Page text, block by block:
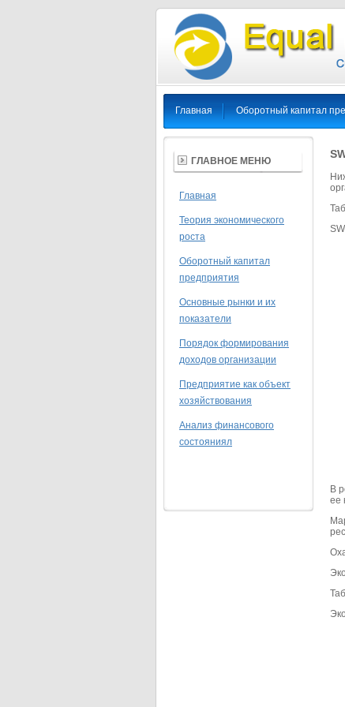
Главная Оборотный капитал
В
ее
ГЛАВНОЕ МЕНЮ
Главная
Теория экономического
роста
Оборотный капитал
предприятия
Основные рынки и их
показатели
Порядок формирования
доходов организации
Предприятие как объект
хозяйствования
Анализ финансового
состояниял